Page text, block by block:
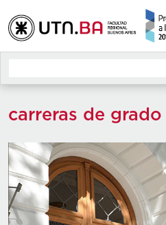
carreras de grado